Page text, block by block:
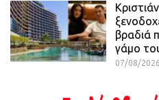
βραδιά
γάμο
07/08/